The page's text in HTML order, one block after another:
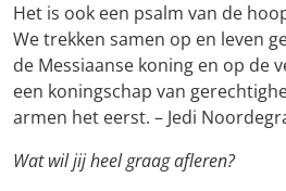
Het is ook een psalm van de
We trekken samen op en leven
de Messiaanse koning en op de
een koningschap van
armen het eerst. – Jedi
Wat wil jij heel graag afleren?